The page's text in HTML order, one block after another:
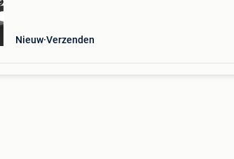
Nieuw Verzenden